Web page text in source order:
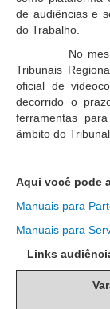
Carta de
Cartilhas
Calendário
Calendário
Calendário
Calendário
de audiências e
do Trabalho.
No mesmo
Tribunais
oficial de
decorrido o
ferramentas
âmbito do
Aqui você pode
Manuais para
Manuais para
Links